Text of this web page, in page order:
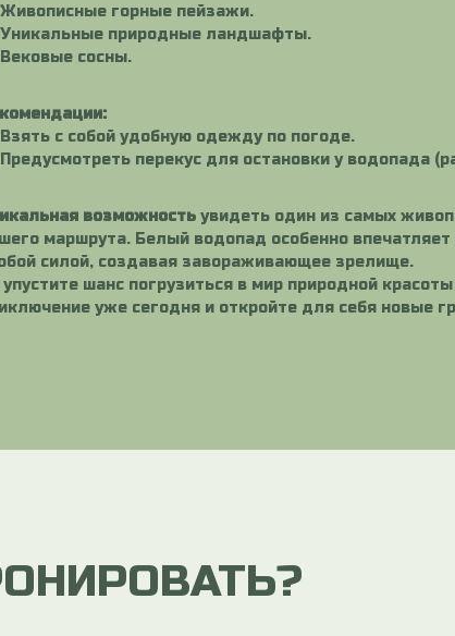
Живописные горные пейзажи.
Уникальные природные ландшафты.
Вековые сосны.
Взять с собой удобную одежду по погоде.
Предусмотреть перекус для остановки у водопада
возможность увидеть один из самых
маршрута. Белый водопад особенно
силой, создавая завораживающее зрелище.
упустите шанс погрузиться в мир природной
уже сегодня и откройте для себя новые